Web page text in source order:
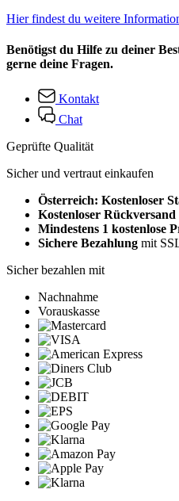
Hier findest du weitere
Benötigst du Hilfe zu deiner
gerne deine Fragen.
Kontakt
Chat
Geprüfte Qualität
Sicher und vertraut einkaufen
Österreich: Kostenloser
Kostenloser Rückversand
Mindestens 1 kostenlose
Sichere Bezahlung mit
Sicher bezahlen mit
Nachnahme
Vorauskasse